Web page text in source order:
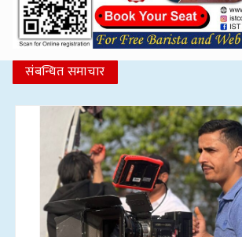
संबन्धित समाचार